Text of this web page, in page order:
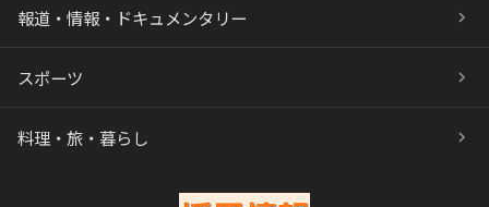
報道・情報・ドキュメンタリー
スポーツ
料理・旅・暮らし